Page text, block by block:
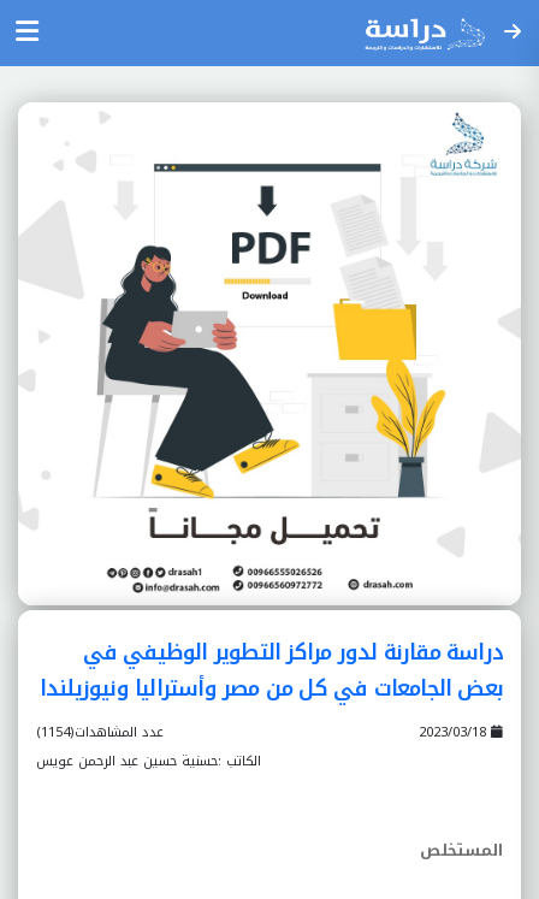
دراسة مقارنة لدور مراکز التطوير الوظيفي في
بعض الجامعات في کل من مصر وأستراليا ونيوزيلندا
عدد المشاهدات(1154)
الكاتب :حسنية حسين عبد الرحمن عويس
المستخلص